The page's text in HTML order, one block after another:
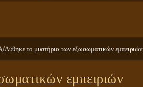
/Λύθηκε το μυστήριο των εξωσωματικών εμπειριών
εμπειριών